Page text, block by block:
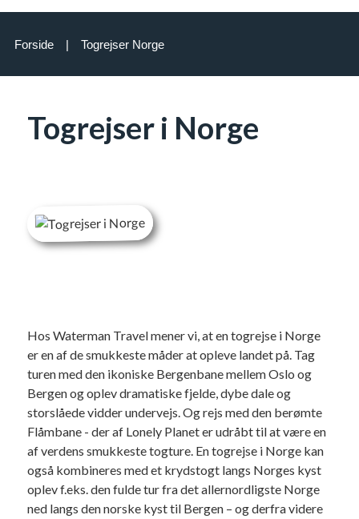
Forside | Togrejser Norge
Togrejser i Norge
Hos Waterman Travel mener vi, at en togrejse i Norge
er en af de smukkeste måder at opleve landet på. Tag
turen med den ikoniske Bergenbane mellem Oslo og
Bergen og oplev dramatiske fjelde, dybe dale og
storslåede vidder undervejs. Og rejs med den berømte
Flåmbane - der af Lonely Planet er udråbt til at være en
af verdens smukkeste togture. En togrejse i Norge kan
også kombineres med et krydstogt langs Norges kyst
oplev f.eks. den fulde tur fra det allernordligste Norge
ned langs den norske kyst til Bergen – og derfra videre